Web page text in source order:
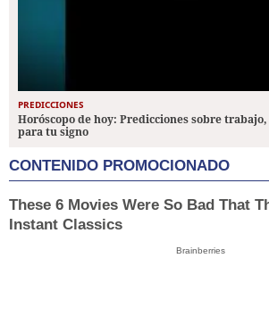
PREDICCIONES
Horóscopo de hoy: Predicciones sobre
para tu signo
CONTENIDO PROMOCIONADO
These 6 Movies Were So Bad That
Instant Classics
Brainberries